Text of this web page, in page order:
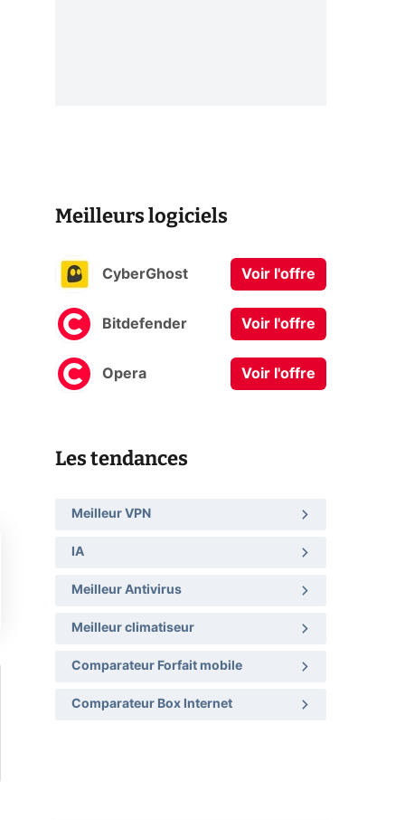
Meilleurs logiciels
CyberGhost Voir l'offre
Bitdefender Voir l'offre
Opera Voir l'offre
Les tendances
Meilleur VPN
IA
Meilleur Antivirus
Meilleur climatiseur
Comparateur Forfait mobile
Comparateur Box Internet